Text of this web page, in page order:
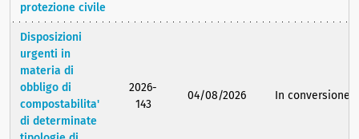
protezione civile
Disposizioni
urgenti in
materia di
obbligo di
compostabilita'
di determinate
2026-
143
04/08/2026 In conversione